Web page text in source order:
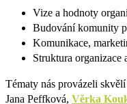
Vize a hodnoty
Budování komunity
Komunikace,
Struktura organizace
Tématy nás provázeli
Jana Peffková, Věrka